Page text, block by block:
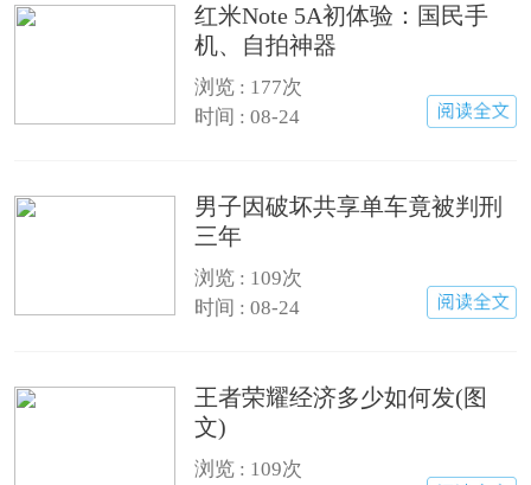
红米Note 5A初体验：国民手
机、自拍神器
浏览 : 177次
时间 : 08-24
男子因破坏共享单车竟被判刑
三年
浏览 : 109次
时间 : 08-24
王者荣耀经济多少如何发(图
文)
浏览 : 109次